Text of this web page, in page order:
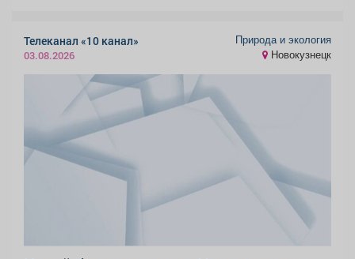
Телеканал «10 канал»
03.08.2026
Природа и экология
Новокузнецк